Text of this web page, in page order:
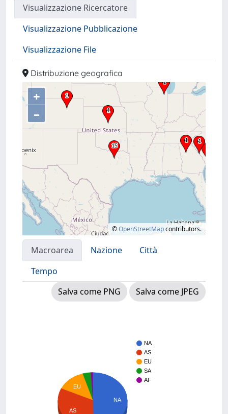
Visualizzazione Ricercatore
Visualizzazione Pubblicazione
Visualizzazione File
Distribuzione geografica
+
–
©OpenStreetMapcontributors.
Macroarea Nazione
Città
Tempo
Salva come PNG
Salva come JPEG
NA
AS
EU
SA
AF
NA
EU
AS